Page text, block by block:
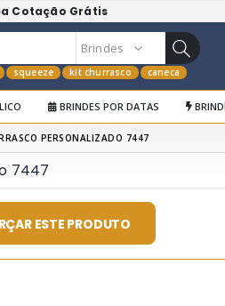
Cotação Grátis
squeeze kit churrasco caneca
BRINDES POR DATAS
PERSONALIZADO 7447
7447
ESTE PRODUTO